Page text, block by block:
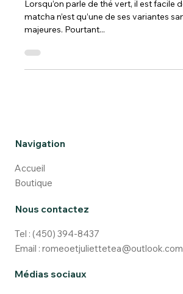
surprenantes à ne pas
Lorsqu’on parle de thé vert, il est facile
majeures. Pourtant...
Navigation
Accueil
Boutique
Nous contactez
(450) 394-8437
Email :romeoetjuliettetea@outlook.com